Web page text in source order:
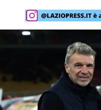
Primavera
Calciomercato
Lazio Women
Rassegna Lazio
Social